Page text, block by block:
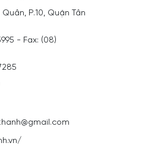
P.10, Quận Tân
- Fax: (08)